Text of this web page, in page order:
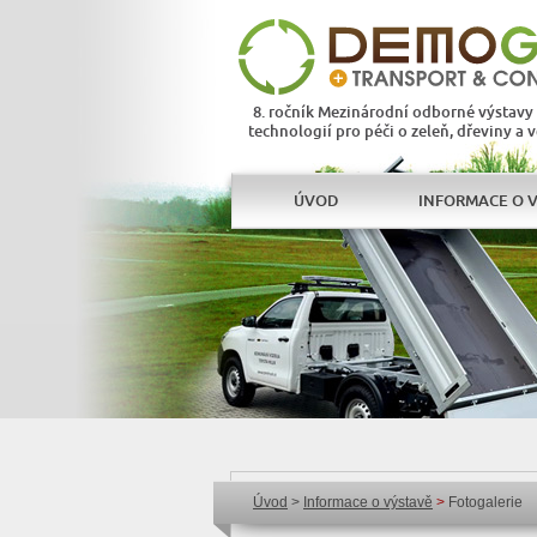
8. ročník Mezinárodní odborné
technologií pro péči o zeleň, dřeviny a
ÚVOD INFORMACE O
Úvod > Informace o výstavě > Fotogalerie